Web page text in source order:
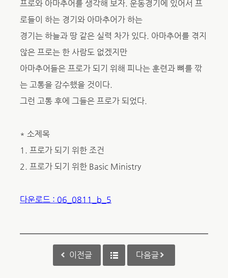
프로와 아마추어를 생각해 보자. 운동경기에 있어서 프
로들이 하는 경기와 아마추어가 하는
경기는 하늘과 땅 같은 실력 차가 있다. 아마추어를 겪지
않은 프로는 한 사람도 없겠지만
아마추어들은 프로가 되기 위해 피나는 훈련과 뼈를 깎
는 고통을 감수했을 것이다.
그런 고통 후에 그들은 프로가 되었다.
* 소제목
1. 프로가 되기 위한 조건
2. 프로가 되기 위한 Basic Ministry
다운로드 : 06_0811_b_5
이전글 다음글